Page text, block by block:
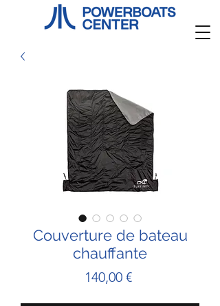
Couverture de bateau
chauffante
140,00 €Prix